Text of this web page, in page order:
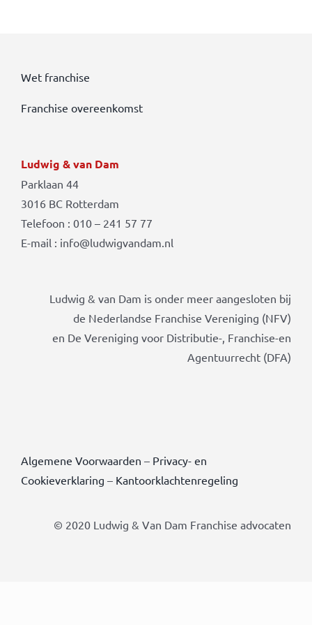
Wet franchise
Franchise overeenkomst
Ludwig & van Dam
Parklaan 44
3016 BC Rotterdam
Telefoon : 010 – 241 57 77
E-mail : info@ludwigvandam.nl
Ludwig & van Dam is onder meer aangesloten bij
de Nederlandse Franchise Vereniging (NFV)
en De Vereniging voor Distributie-, Franchise-en
Agentuurrecht (DFA)
Algemene Voorwaarden – Privacy- en
Cookieverklaring – Kantoorklachtenregeling
© 2020 Ludwig & Van Dam Franchise advocaten